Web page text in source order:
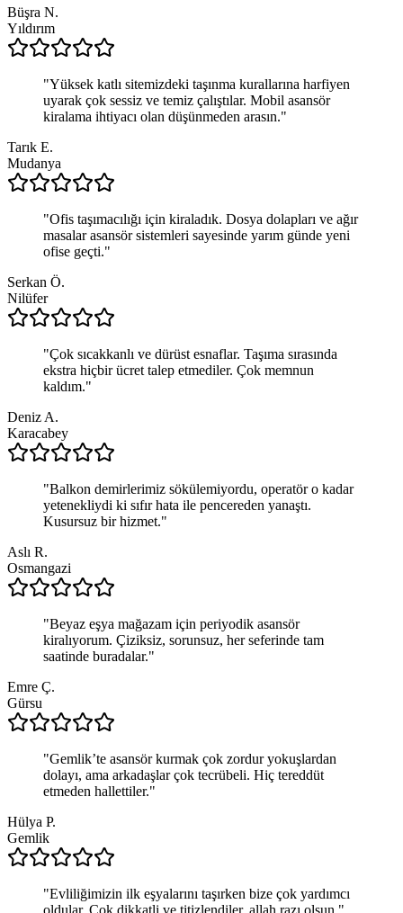
Büşra N.
Yıldırım
"Yüksek katlı sitemizdeki taşınma kurallarına harfiyen
uyarak çok sessiz ve temiz çalıştılar. Mobil asansör
kiralama ihtiyacı olan düşünmeden arasın."
Tarık E.
Mudanya
"Ofis taşımacılığı için kiraladık. Dosya dolapları ve ağır
masalar asansör sistemleri sayesinde yarım günde yeni
ofise geçti."
Serkan Ö.
Nilüfer
"Çok sıcakkanlı ve dürüst esnaflar. Taşıma sırasında
ekstra hiçbir ücret talep etmediler. Çok memnun
kaldım."
Deniz A.
Karacabey
"Balkon demirlerimiz sökülemiyordu, operatör o kadar
yetenekliydi ki sıfır hata ile pencereden yanaştı.
Kusursuz bir hizmet."
Aslı R.
Osmangazi
"Beyaz eşya mağazam için periyodik asansör
kiralıyorum. Çiziksiz, sorunsuz, her seferinde tam
saatinde buradalar."
Emre Ç.
Gürsu
"Gemlik’te asansör kurmak çok zordur yokuşlardan
dolayı, ama arkadaşlar çok tecrübeli. Hiç tereddüt
etmeden hallettiler."
Hülya P.
Gemlik
"Evliliğimizin ilk eşyalarını taşırken bize çok yardımcı
oldular. Çok dikkatli ve titizlendiler, allah razı olsun. "